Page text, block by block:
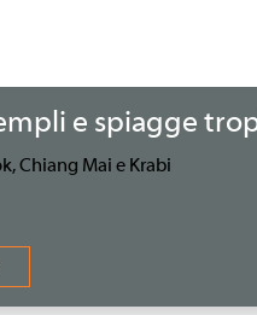
e spiagge
Chiang Mai e Krabi